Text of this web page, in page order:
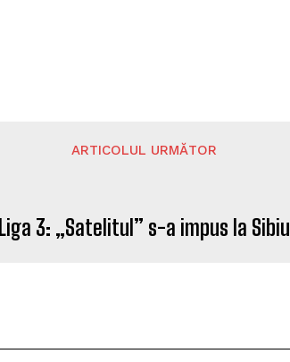
ARTICOLUL URMĂTOR
Liga 3: „Satelitul” s-a impus la Sibiu